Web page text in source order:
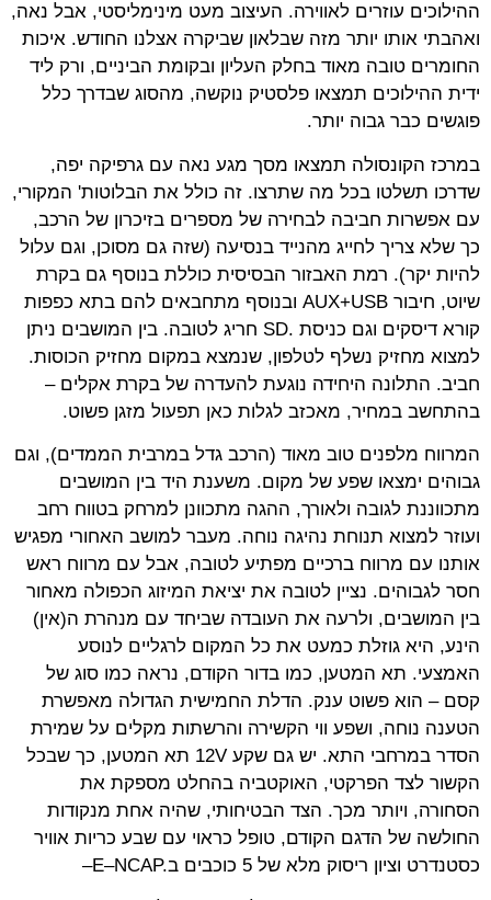
ההילוכים עוזרים לאווירה. העיצוב מעט מינימליסטי, אבל נאה,
ואהבתי אותו יותר מזה שבלאון שביקרה אצלנו החודש. איכות
החומרים טובה מאוד בחלק העליון ובקומת הביניים, ורק ליד
ידית ההילוכים תמצאו פלסטיק נוקשה, מהסוג שבדרך כלל
פוגשים כבר גבוה יותר.
במרכז הקונסולה תמצאו מסך מגע נאה עם גרפיקה יפה,
שדרכו תשלטו בכל מה שתרצו. זה כולל את הבלוטות' המקורי,
עם אפשרות חביבה לבחירה של מספרים בזיכרון של הרכב,
כך שלא צריך לחייג מהנייד בנסיעה (שזה גם מסוכן, וגם עלול
להיות יקר). רמת האבזור הבסיסית כוללת בנוסף גם בקרת
שיוט, חיבורAUX+USB ובנוסף מתחבאים להם בתא כפפות
קורא דיסקים וגם כניסתSD. חריג לטובה. בין המושבים ניתן
למצוא מחזיק נשלף לטלפון, שנמצא במקום מחזיק הכוסות.
חביב. התלונה היחידה נוגעת להעדרה של בקרת אקלים –
בהתחשב במחיר, מאכזב לגלות כאן תפעול מזגן פשוט.
המרווח מלפנים טוב מאוד (הרכב גדל במרבית הממדים), וגם
גבוהים ימצאו שפע של מקום. משענת היד בין המושבים
מתכווננת לגובה ולאורך, ההגה מתכוונן למרחק בטווח רחב
ועוזר למצוא תנוחת נהיגה נוחה. מעבר למושב האחורי מפגיש
אותנו עם מרווח ברכיים מפתיע לטובה, אבל עם מרווח ראש
חסר לגבוהים. נציין לטובה את יציאת המיזוג הכפולה מאחור
בין המושבים, ולרעה את העובדה שביחד עם מנהרת ה(אין)
הינע, היא גוזלת כמעט את כל המקום לרגליים לנוסע
האמצעי. תא המטען, כמו בדור הקודם, נראה כמו סוג של
קסם – הוא פשוט ענק. הדלת החמישית הגדולה מאפשרת
הטענה נוחה, ושפע ווי הקשירה והרשתות מקלים על שמירת
הסדר במרחבי התא. יש גם שקע V
12 תא המטען, כך שבכל
הקשור לצד הפרקטי, האוקטביה בהחלט מספקת את
הסחורה, ויותר מכך. הצד הבטיחותי, שהיה אחת מנקודות
החולשה של הדגם הקודם, טופל כראוי עם שבע כריות אוויר
כסטנדרט וציון ריסוק מלא של 5 כוכבים ב
–E–NCAP.